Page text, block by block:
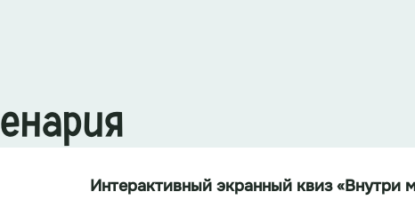
Интерактивныйэкранный квиз«Внутри